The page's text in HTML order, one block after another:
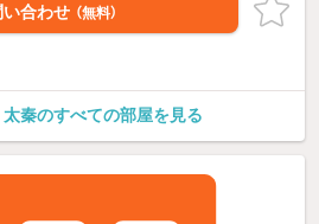
い合わせ （無料）
太秦のすべての部屋を見る